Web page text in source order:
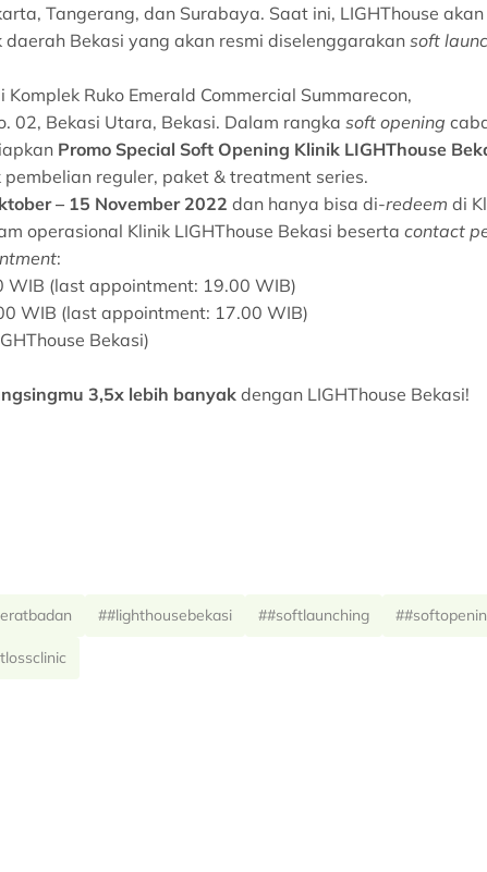
Tangerang, dan Surabaya. Saat ini, LIGHThouse
Bekasi yang akan resmi diselenggarakan soft
Ruko Emerald Commercial Summarecon,
02, Bekasi Utara, Bekasi. Dalam rangka soft opening
Promo Special Soft Opening Klinik LIGHThouse
pembelian reguler, paket & treatment series.
– 15 November 2022 dan hanya bisa di-redeem di
operasional Klinik LIGHThouse Bekasi beserta contact
:
WIB (last appointment: 19.00 WIB)
WIB (last appointment: 17.00 WIB)
Bekasi)
3,5x lebih banyak dengan LIGHThouse Bekasi!
##lighthousebekasi ##softlaunching